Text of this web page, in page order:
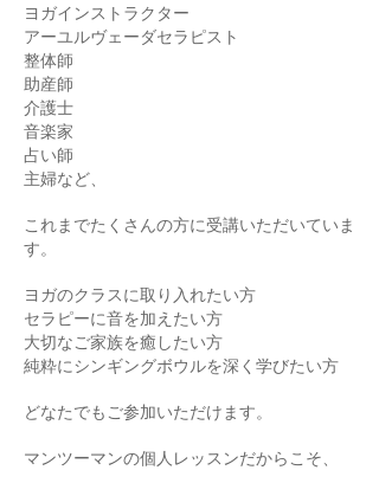
ヨガインストラクター
アーユルヴェーダセラピスト
整体師
助産師
介護士
音楽家
占い師
主婦など、
これまでたくさんの方に受講いただいていま
す。
ヨガのクラスに取り入れたい方
セラピーに音を加えたい方
大切なご家族を癒したい方
純粋にシンギングボウルを深く学びたい方
どなたでもご参加いただけます。
マンツーマンの個人レッスンだからこそ、